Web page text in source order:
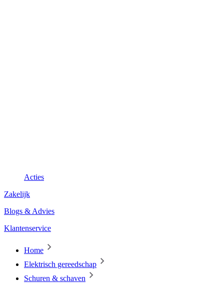
Acties
Zakelijk
Blogs & Advies
Klantenservice
Home
Elektrisch gereedschap
Schuren & schaven